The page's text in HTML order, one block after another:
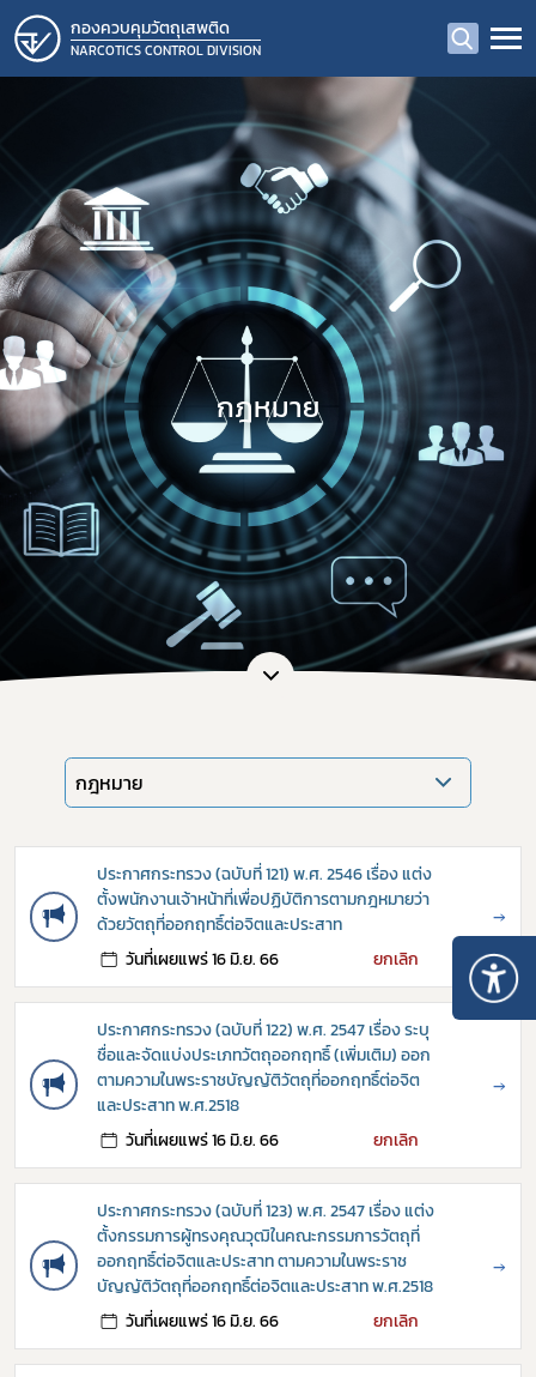
กองควบคุมวัตถุเสพติด
NARCOTICS CONTROL DIVISION
กฎหมาย
กฎหมาย
ประกาศกระทรวง (ฉบับที่ 121) พ.ศ. 2546 เรื่อง แต่ง
ตั้งพนักงานเจ้าหน้าที่เพื่อปฏิบัติการตามกฎหมายว่า
ด้วยวัตถุที่ออกฤทธิ์ต่อจิตและประสาท
วันที่เผยแพร่ 16 มิ.ย. 66
ยกเลิก
→
ประกาศกระทรวง (ฉบับที่ 122) พ.ศ. 2547 เรื่อง ระบุ
ชื่อและจัดแบ่งประเภทวัตถุออกฤทธิ์ (เพิ่มเติม) ออก
ตามความในพระราชบัญญัติวัตถุที่ออกฤทธิ์ต่อจิต
และประสาท พ.ศ.2518
วันที่เผยแพร่ 16 มิ.ย. 66
ยกเลิก
→
ประกาศกระทรวง (ฉบับที่ 123) พ.ศ. 2547 เรื่อง แต่ง
ตั้งกรรมการผู้ทรงคุณวุฒิในคณะกรรมการวัตถุที่
ออกฤทธิ์ต่อจิตและประสาท ตามความในพระราช
บัญญัติวัตถุที่ออกฤทธิ์ต่อจิตและประสาท พ.ศ.2518
วันที่เผยแพร่ 16 มิ.ย. 66
ยกเลิก
→